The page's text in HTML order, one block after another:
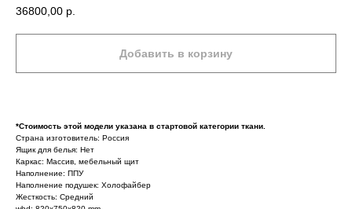
36800,00 р.
Добавить в корзину
*Стоимость этой модели указана в стартовой категории ткани.
Страна изготовитель: Россия
Ящик для белья: Нет
Каркас: Массив, мебельный щит
Наполнение: ППУ
Наполнение подушек: Холофайбер
Жесткость: Средний